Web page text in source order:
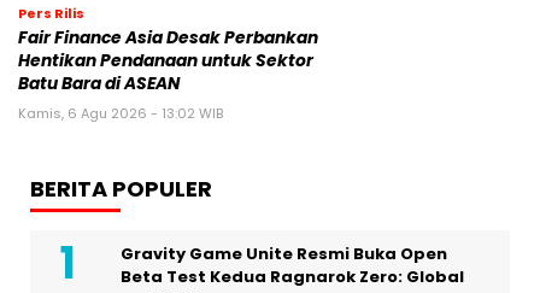
Pers Rilis
Fair Finance Asia Desak Perbankan
Hentikan Pendanaan untuk Sektor
Batu Bara di ASEAN
Kamis, 6 Agu 2026 - 13:02 WIB
BERITA POPULER
Gravity Game Unite Resmi Buka Open
Beta Test Kedua Ragnarok Zero: Global